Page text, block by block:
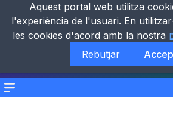
Menu
Aquest portal web utilitza
l'experiència de l'usuari. En
les cookies d'acord amb la nostra
Rebutjar